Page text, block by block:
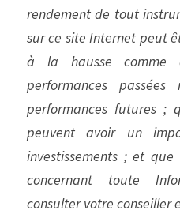
rendement de tout
sur ce site Internet peut
à la hausse
performances
performances futures ;
peuvent avoir un
investissements ; et
concernant toute
consulter votre conseiller